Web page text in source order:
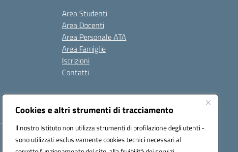
Cookies e altri strumenti di tracciamento
Il nostro Istituto non utilizza strumenti di profilazione degli utenti -
sono utilizzati esclusivamente cookies tecnici necessari al
Area Studenti
Area Docenti
Area Personale ATA
Area Famiglie
Iscrizioni
Contatti
CEIC8BB00X@pec.istruzione.it